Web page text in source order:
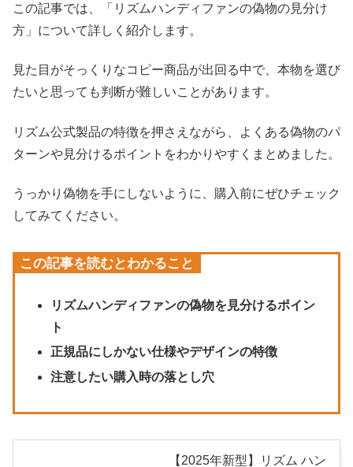
この記事では、「リズムハンディファンの偽物の見分け
方」について詳しく紹介します。
見た目がそっくりなコピー商品が出回る中で、本物を選び
たいと思っても判断が難しいことがあります。
リズム公式製品の特徴を押さえながら、よくある偽物のパ
ターンや見分けるポイントをわかりやすくまとめました。
うっかり偽物を手にしないように、購入前にぜひチェック
してみてください。
この記事を読むとわかること
リズムハンディファンの偽物を見分けるポイン
ト
正規品にしかない仕様やデザインの特徴
注意したい購入時の落とし穴
【2025年新型】リズム ハン